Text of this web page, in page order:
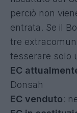
perciò non
entrata. Se il
tre
tesserare solo
EC
Donsah
EC venduto: